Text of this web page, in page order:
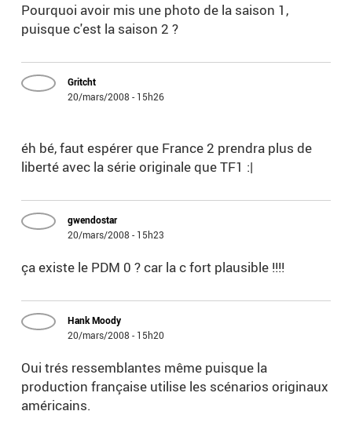
Pourquoi avoir mis une photo de la saison 1,
puisque c'est la saison 2 ?
Gritcht
20/mars/2008 - 15h26
éh bé, faut espérer que France 2 prendra plus de
liberté avec la série originale que TF1 :|
gwendostar
20/mars/2008 - 15h23
ça existe le PDM 0 ? car la c fort plausible !!!!
Hank Moody
20/mars/2008 - 15h20
Oui trés ressemblantes même puisque la
production française utilise les scénarios originaux
américains.